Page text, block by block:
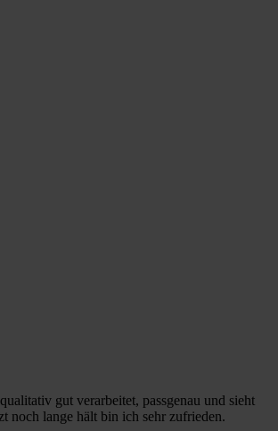
gut verarbeitet, passgenau und sieht
noch lange hält bin ich sehr zufrieden.